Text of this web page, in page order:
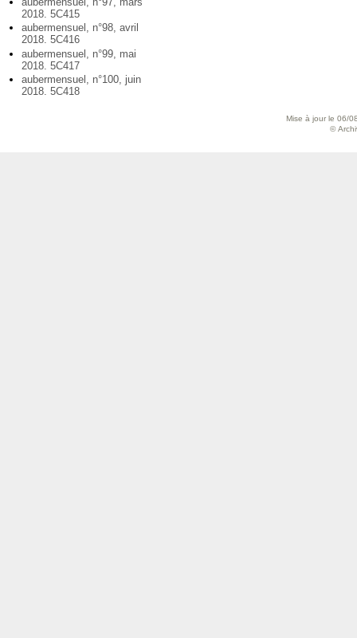
2018. 5C415
aubermensuel, n°98, avril
2018. 5C416
aubermensuel, n°99, mai
2018. 5C417
aubermensuel, n°100, juin
2018. 5C418
Mise à jour le 06/
©